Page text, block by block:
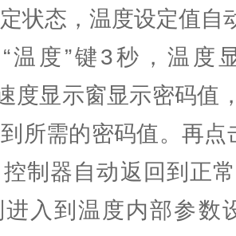
状态，温度设定值自
温度”键3秒，温度
度显示窗显示密码值
所需的密码值。再点
制器自动返回到正
入到温度内部参数